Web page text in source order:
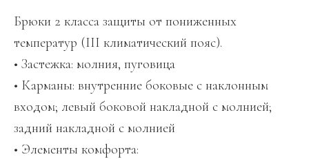
Брюки 2 класса защиты от пониженных
температур (III климатический пояс).
• Застежка: молния, пуговица
• Карманы: внутренние боковые с наклонным
входом; левый боковой накладной с молнией;
задний накладной с молнией
• Элементы комфорта: